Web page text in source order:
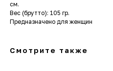
см.
Вес (брутто): 105 гр.
Предназначено для женщин
Смотрите также